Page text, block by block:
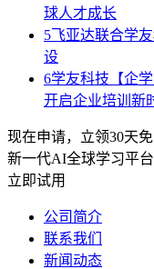
球人才成长
5飞亚达联合学
设
6学友科技【企
开启企业培训新
现在申请，立领30天
新一代AI全球学习平
立即试用
公司简介
联系我们
新闻动态